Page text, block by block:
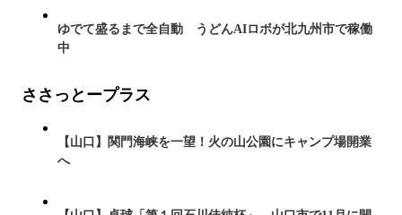
ゆでて盛るまで全自動 うどんAIロボが北九州市で稼働
中
ささっとープラス
【山口】関門海峡を一望！火の山公園にキャンプ場開業
へ